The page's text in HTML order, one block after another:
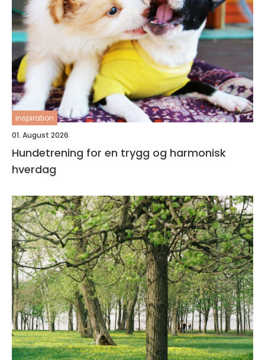
inspiration
01. August 2026
Hundetrening for en trygg og harmonisk
hverdag